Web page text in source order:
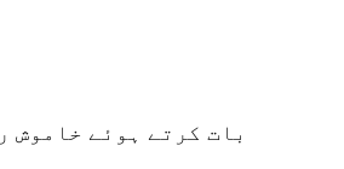
بات کرتے ہوئے خاموش